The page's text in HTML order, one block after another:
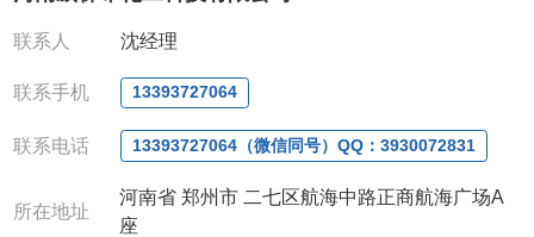
:13393727064
电或者QQ、微信联系)
款，如果您在工作中有用到的试剂，欢迎您随时
迎来电咨询相关产品，具体价格和优惠请联系或电
联系人 沈经理
联系手机 13393727064
联系电话 13393727064（微信同号）QQ：3930072831
所在地址
河南省 郑州市 二七区航海中路正商航海广场A
座